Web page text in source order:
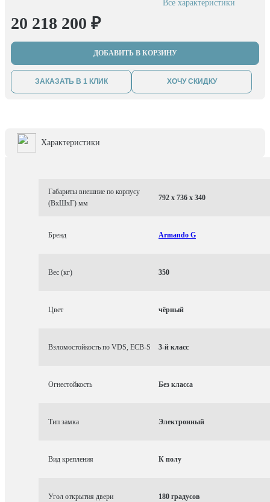
Все характеристики
20 218 200 ₽
ДОБАВИТЬ В КОРЗИНУ
ЗАКАЗАТЬ В 1 КЛИК ХОЧУ СКИДКУ
Характеристики
Габариты внешние по корпусу
(ВхШхГ) мм
792 x 736 x 340
Бренд Armando G
Вес (кг) 350
Цвет чёрный
Взломостойкость по VDS, ECB-S 3-й класс
Огнестойкость Без класса
Тип замка Электронный
Вид крепления К полу
Угол открытия двери 180 градусов